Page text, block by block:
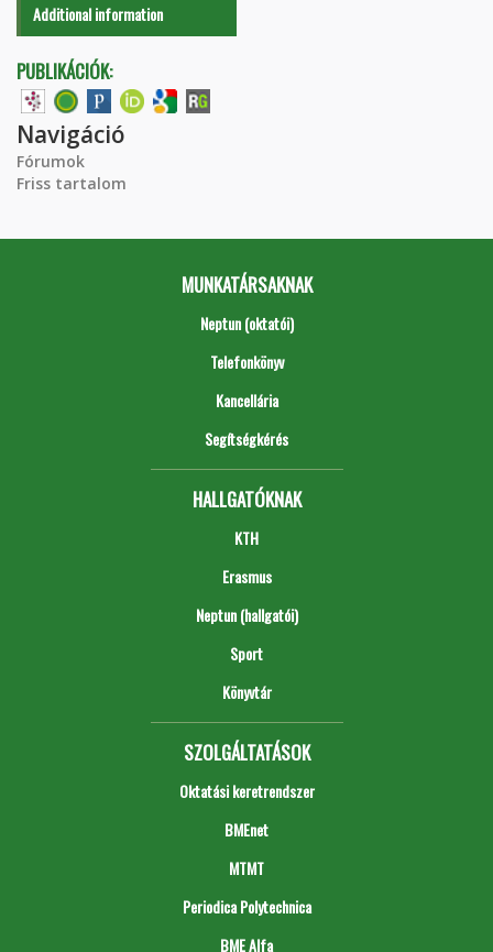
Additional information
PUBLIKÁCIÓK:
Navigáció
Fórumok
Friss tartalom
MUNKATÁRSAKNAK
Neptun (oktatói)
Telefonkönyv
Kancellária
Segítségkérés
HALLGATÓKNAK
KTH
Erasmus
Neptun (hallgatói)
Sport
Könyvtár
SZOLGÁLTATÁSOK
Oktatási keretrendszer
BMEnet
MTMT
Periodica Polytechnica
BME Alfa